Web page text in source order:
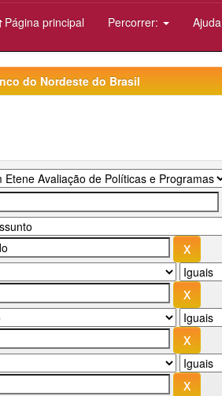
Página principal Percorrer: Ajuda
do Nordeste do Brasil